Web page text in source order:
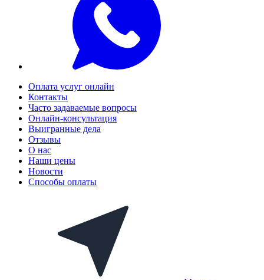
Оплата услуг онлайн
Контакты
Часто задаваемые вопросы
Онлайн-консультация
Выигранные дела
Отзывы
О нас
Наши цены
Новости
Способы оплаты